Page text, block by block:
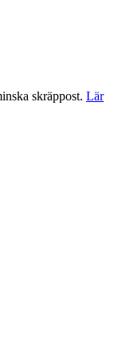
skräppost. Lär